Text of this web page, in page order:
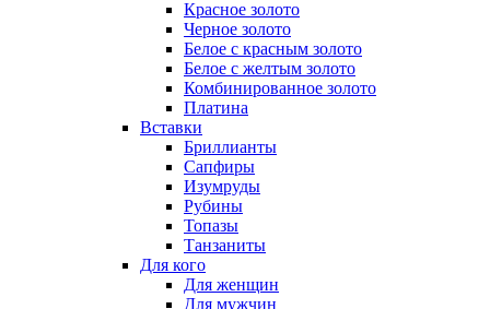
Красное золото
Черное золото
Белое с красным золото
Белое с желтым золото
Комбинированное золото
Платина
Вставки
Бриллианты
Сапфиры
Изумруды
Рубины
Топазы
Танзаниты
Для кого
Для женщин
Для мужчин